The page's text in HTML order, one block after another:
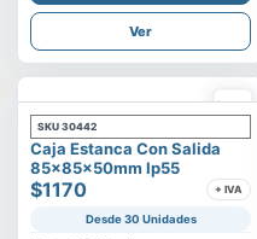
Ver
SKU 30442
Caja Estanca Con Salida
85x85x50mm Ip55
$1170 + IVA
Desde 30 Unidades